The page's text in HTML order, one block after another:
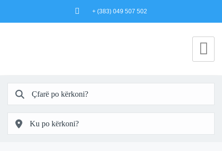
+ (383) 049 507 502